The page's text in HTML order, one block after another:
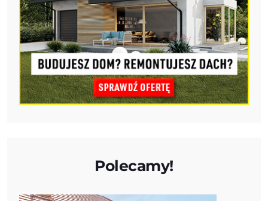
Polecamy!